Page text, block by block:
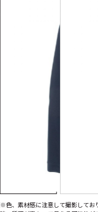
※色、素材感に注意して撮影してお